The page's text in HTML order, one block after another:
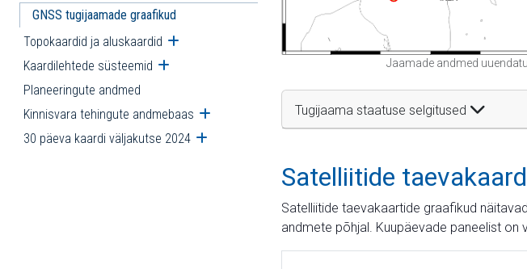
GNSS tugijaamade graafikud
Topokaardid ja aluskaardid Ava alammenüü
Kaardilehtede süsteemid Ava alammenüü
Planeeringute andmed
Kinnisvara tehingute andmebaas Ava alammenüü
30 päeva kaardi väljakutse 2024 Ava alammenüü
Jaamade andmed
Tugijaama staatuse selgitused
Satelliitide
Satelliitide taevakaartide graafikud
andmete põhjal. Kuupäevade paneelist on